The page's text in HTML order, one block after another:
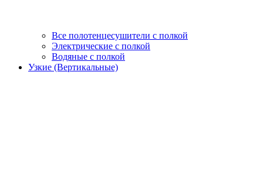
Все полотенцесушители с полкой
Электрические с полкой
Водяные с полкой
Узкие (Вертикальные)